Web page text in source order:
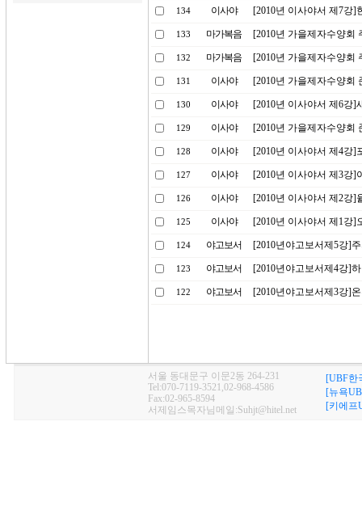
134 이사야 [2010년 이사야서 제7강]
133 마가복음 [2010년 가을제자수양회
132 마가복음 [2010년 가을제자수양회
131 이사야 [2010년 가을제자수양회
130 이사야 [2010년 이사야서 제6강]
129 이사야 [2010년 가을제자수양회
128 이사야 [2010년 이사야서 제4강]
127 이사야 [2010년 이사야서 제3강]
126 이사야 [2010년 이사야서 제2강]
125 이사야 [2010년 이사야서 제1강]
124 야고보서 [2010년야고보서제5강]
123 야고보서 [2010년야고보서제4강]
122 야고보서 [2010년야고보서제3강]
서울 동대문구 이문2동 264-231
Tel:070-7119-3521,02-968-4586
Fax:02-965-8594
서제임스목자님메일:Suhjt@hitel.net
[UBF한
[뉴욕
[키에프